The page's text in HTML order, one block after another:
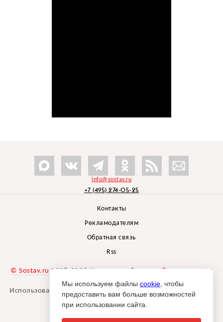
info@sostav.ru
+7 (495) 274-05-25
Контакты
Рекламодателям
Обратная связь
Rss
© Sostav.ru 1998-2026 Независимый проектбрендингового
агентства Depot
Использование материалов Sostav.ru допустимо только при
указании источника.
Мы используем файлы cookie , чтобы
предоставить вам больше возможностей
при использовании сайта.